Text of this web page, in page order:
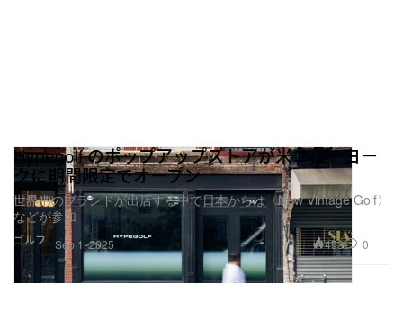
ゴルフ
Hypegolf のポップアップストアが米ニューヨー
クに期間限定でオープン
世界中のブランドが出店する中で日本からは〈New Vintage Golf〉
などが参加
Sep 1, 2025 453 0